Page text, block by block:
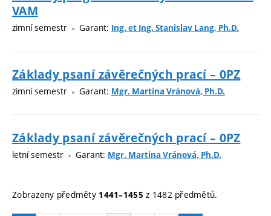
VAM
zimní semestr Garant: Ing. et Ing. Stanislav Lang, Ph.D.
Základy psaní závěrečných prací – 0PZ
zimní semestr Garant: Mgr. Martina Vránová, Ph.D.
Základy psaní závěrečných prací – 0PZ
letní semestr Garant: Mgr. Martina Vránová, Ph.D.
Zobrazeny předměty 1441–1455 z 1482 předmětů.